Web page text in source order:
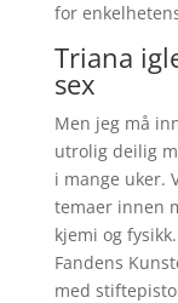
for
Triana
sex
Men jeg må
utrolig deilig
i mange uker.
temaer innen
kjemi og
Fandens
med